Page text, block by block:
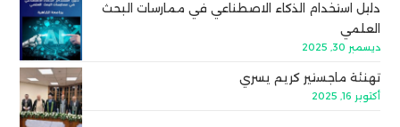
دليل استخدام الذكاء الاصطناعي في ممارسات البحث
العلمي
ديسمبر 30, 2025
تهنئة ماجستير كريم يسري
أكتوبر 16, 2025